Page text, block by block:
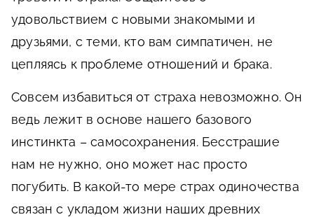
удовольствием с новыми знакомыми и
друзьями, с теми, кто вам симпатичен, не
цепляясь к проблеме отношений и брака.
Совсем избавиться от страха невозможно. Он
ведь лежит в основе нашего базового
инстинкта – самосохранения. Бесстрашие
нам не нужно, оно может нас просто
погубить. В какой-то мере страх одиночества
связан с укладом жизни наших древних